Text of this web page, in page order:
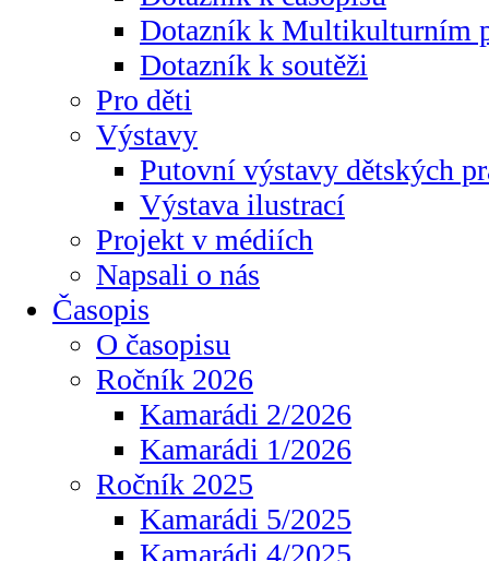
Dotazník k Multikulturním
Dotazník k soutěži
Pro děti
Výstavy
Putovní výstavy dětských
Výstava ilustrací
Projekt v médiích
Napsali o nás
Časopis
O časopisu
Ročník 2026
Kamarádi 2/2026
Kamarádi 1/2026
Ročník 2025
Kamarádi 5/2025